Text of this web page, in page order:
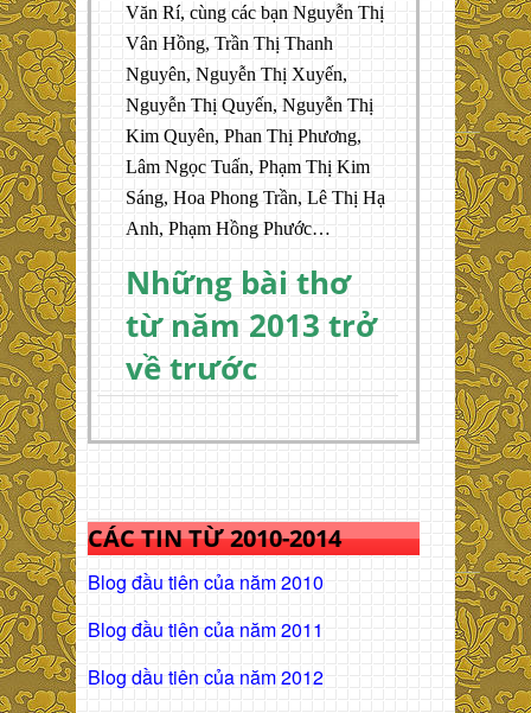
Văn Rí, cùng các bạn Nguyễn Thị
Vân Hồng, Trần Thị Thanh
Nguyên, Nguyễn Thị Xuyến,
Nguyễn Thị Quyến, Nguyễn Thị
Kim Quyên, Phan Thị Phương,
Lâm Ngọc Tuấn, Phạm Thị Kim
Sáng, Hoa Phong Trần, Lê Thị Hạ
Anh, Phạm Hồng Phước…
Những bài thơ
từ năm 2013 trở
về trước
CÁC TIN TỪ 2010-2014
Blog đầu tiên của năm 2010
Blog đầu tiên của năm 2011
Blog dầu tiên của năm 2012